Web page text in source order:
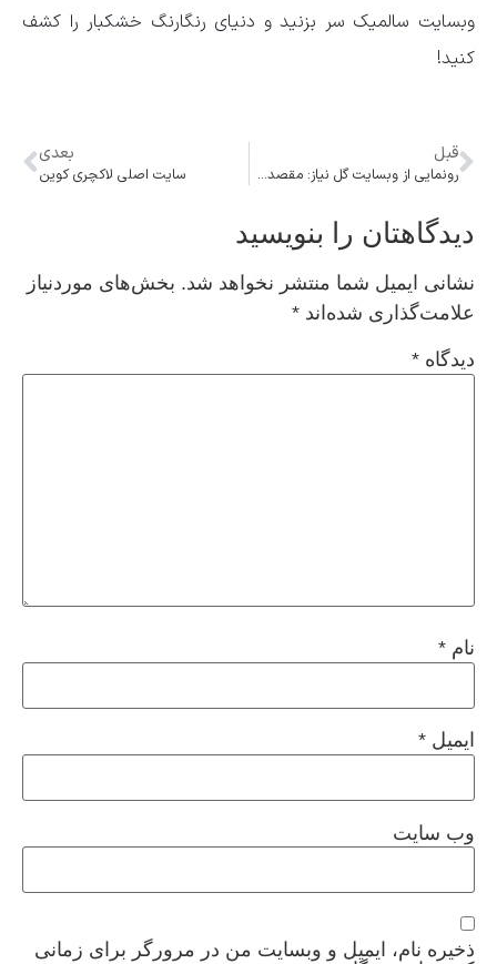
وبسایت سالمیک سر بزنید و دنیای رنگارنگ خشکبار را کشف
کنید!
قبل
رونمایی از وبسایت گل نیاز: مقصدی برای عاشقان گل و گیاه
بعدی
سایت اصلی لاکچری کوین
دیدگاهتان را بنویسید
نشانی ایمیل شما منتشر نخواهد شد. بخش‌های موردنیاز
علامت‌گذاری شده‌اند *
دیدگاه *
نام *
ایمیل *
وب‌ سایت
ذخیره نام، ایمیل و وبسایت من در مرورگر برای زمانی